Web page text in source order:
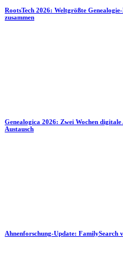
RootsTech 2026: Weltgrößte
zusammen
Genealogica 2026: Zwei Wochen
Austausch
Ahnenforschung-Update: FamilySearch